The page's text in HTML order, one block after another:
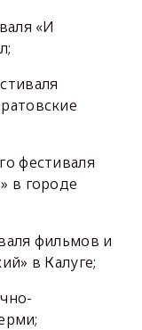
«И
фестиваля
в городе
фильмов и
в Калуге;